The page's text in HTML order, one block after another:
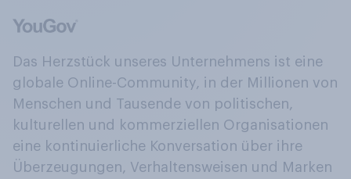
Das Herzstück unseres Unternehmens ist eine
globale Online-Community, in der Millionen von
Menschen und Tausende von politischen,
kulturellen und kommerziellen Organisationen
eine kontinuierliche Konversation über ihre
Überzeugungen, Verhaltensweisen und Marken